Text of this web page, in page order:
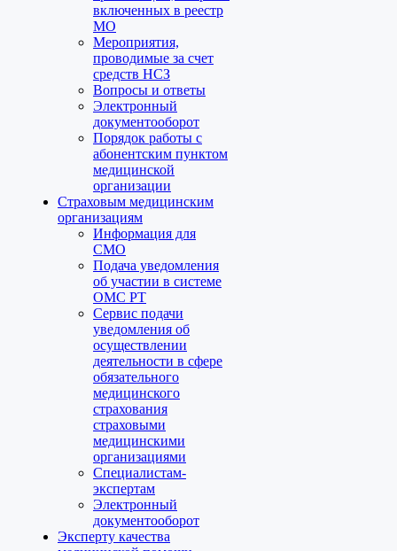
включенных в реестр
МО
Мероприятия,
проводимые за счет
средств НСЗ
Вопросы и ответы
Электронный
документооборот
Порядок работы с
абонентским пунктом
медицинской
организации
Страховым медицинским
организациям
Информация для
СМО
Подача уведомления
об участии в системе
ОМС РТ
Сервис подачи
уведомления об
осуществлении
деятельности в сфере
обязательного
медицинского
страхования
страховыми
медицинскими
организациями
Специалистам-
экспертам
Электронный
документооборот
Эксперту качества